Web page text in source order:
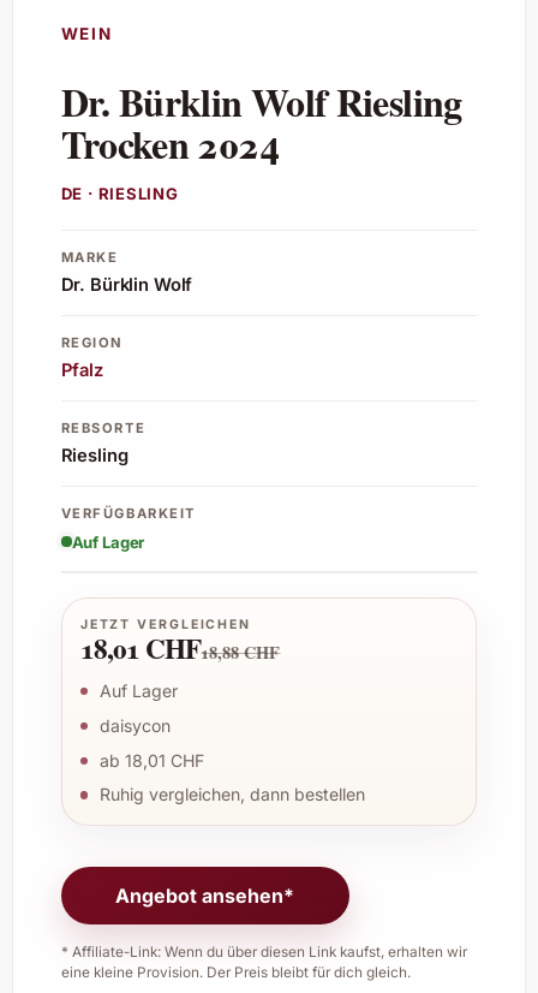
WEIN
Dr. Bürklin Wolf Riesling
Trocken 2024
DE · RIESLING
MARKE
Dr. Bürklin Wolf
REGION
Pfalz
REBSORTE
Riesling
VERFÜGBARKEIT
Auf Lager
JETZT VERGLEICHEN
18,01 CHF18,88 CHF
Auf Lager
daisycon
ab 18,01 CHF
Ruhig vergleichen, dann bestellen
Angebot ansehen*
* Affiliate-Link: Wenn du über diesen Link kaufst, erhalten wir
eine kleine Provision. Der Preis bleibt für dich gleich.